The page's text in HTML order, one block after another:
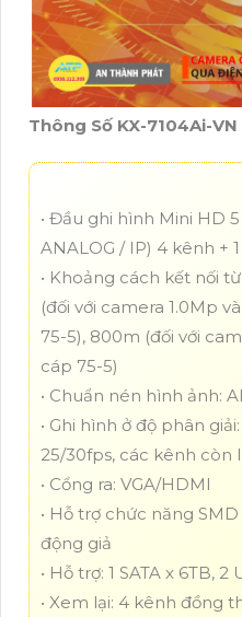
Thông Số KX-7104Ai-
• Đầu ghi hình Mini HD
ANALOG / IP) 4 kênh +
• Khoảng cách kết nối
(đối với camera 1.0Mp
75-5), 800m (đối với
cáp 75-5)
• Chuẩn nén hình ảnh:
• Ghi hình ở độ phân
25/30fps, các kênh còn
• Cổng ra: VGA/HDMI
• Hỗ trợ chức năng
động giả
• Hỗ trợ: 1 SATA x 6TB, 2
• Xem lại: 4 kênh đồng